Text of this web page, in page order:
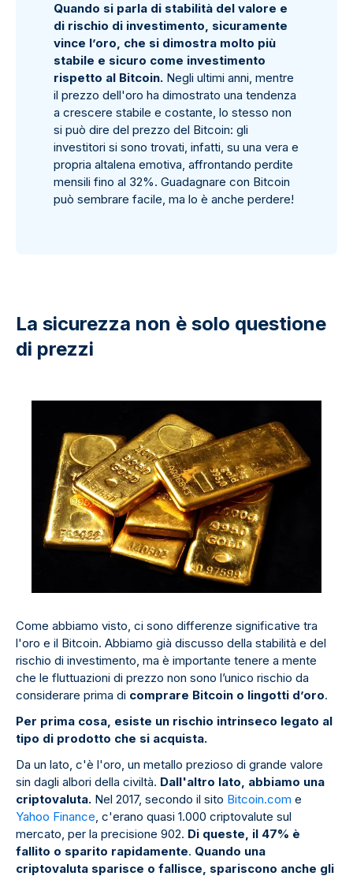
Quando si parla di stabilità del valore e
di rischio di investimento, sicuramente
vince l’oro, che si dimostra molto più
stabile e sicuro come investimento
rispetto al Bitcoin. Negli ultimi anni, mentre
il prezzo dell'oro ha dimostrato una tendenza
a crescere stabile e costante, lo stesso non
si può dire del prezzo del Bitcoin: gli
investitori si sono trovati, infatti, su una vera e
propria altalena emotiva, affrontando perdite
mensili fino al 32%. Guadagnare con Bitcoin
può sembrare facile, ma lo è anche perdere!
La sicurezza non è solo questione
di prezzi
Come abbiamo visto, ci sono differenze significative tra
l'oro e il Bitcoin. Abbiamo già discusso della stabilità e del
rischio di investimento, ma è importante tenere a mente
che le fluttuazioni di prezzo non sono l’unico rischio da
considerare prima di comprare Bitcoin o lingotti d’oro.
Per prima cosa, esiste un rischio intrinseco legato al
tipo di prodotto che si acquista.
Da un lato, c'è l'oro, un metallo prezioso di grande valore
sin dagli albori della civiltà. Dall'altro lato, abbiamo una
criptovaluta. Nel 2017, secondo il sito Bitcoin.com e
Yahoo Finance, c'erano quasi 1.000 criptovalute sul
mercato, per la precisione 902. Di queste, il 47% è
fallito o sparito rapidamente. Quando una
criptovaluta sparisce o fallisce, spariscono anche gli